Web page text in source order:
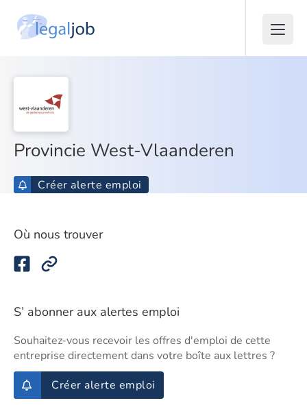
Provincie West-Vlaanderen
Créer alerte emploi
Où nous trouver
S’ abonner aux alertes emploi
Souhaitez-vous recevoir les offres d'emploi de cette
entreprise directement dans votre boîte aux lettres ?
Créer alerte emploi